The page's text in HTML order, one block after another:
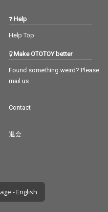
Help
Help Top
Make OTOTOY better
Found something weird? Please
mail us
Contact
退会
- English